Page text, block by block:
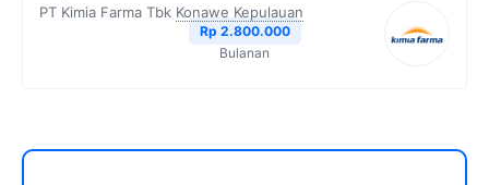
PT Kimia Farma Tbk Konawe Kepulauan
Rp 2.800.000
Bulanan